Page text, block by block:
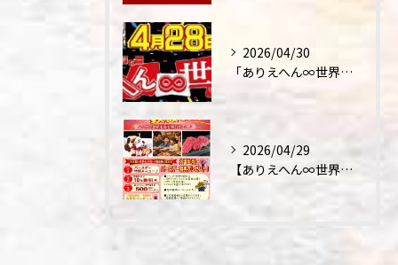
2026/04/30
「ありえへん∞世界」テレビ出演‼
2026/04/29
【ありえへん∞世界】バースデーステーキについて